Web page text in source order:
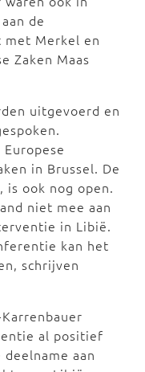
de
met Merkel en
Zaken Maas
uitgevoerd en
in Brussel. De
is ook nog open.
niet mee aan
in Libië.
kan het
schrijven
al positief
aan